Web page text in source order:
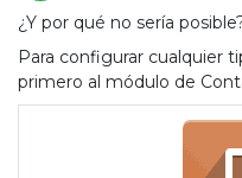
¿Y por qué no sería
Para configurar cualquier
primero al módulo de